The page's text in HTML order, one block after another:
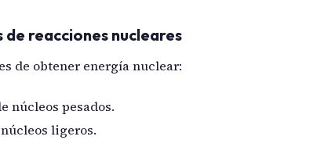
reacciones nucleares
de obtener energía nuclear:
núcleos pesados.
ligeros.